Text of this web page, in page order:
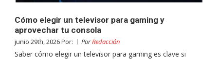
Cómo elegir un televisor para gaming y
aprovechar tu consola
junio 29th, 2026 Por: PorRedacción
Saber cómo elegir un televisor para gaming es clave si